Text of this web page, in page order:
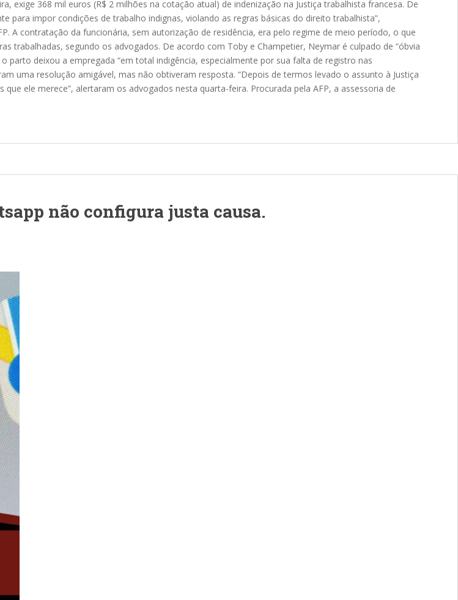
exige 368 mil euros (R$ 2 milhões na cotação atual) de indenização na Justiça trabalhista francesa. De
para impor condições de trabalho indignas, violando as regras básicas do direito trabalhista”,
A contratação da funcionária, sem autorização de residência, era pelo regime de meio período, o que
trabalhadas, segundo os advogados. De acordo com Toby e Champetier, Neymar é culpado de “óbvia
parto deixou a empregada “em total indigência, especialmente por sua falta de registro nas
uma resolução amigável, mas não obtiveram resposta. “Depois de termos levado o assunto à Justiça
ele merece”, alertaram os advogados nesta quarta-feira. Procurada pela AFP, a assessoria de
não configura justa causa.